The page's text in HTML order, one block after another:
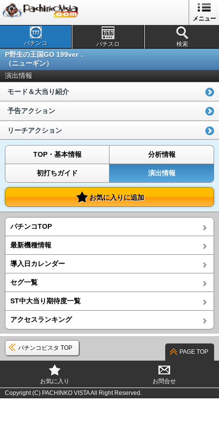
メニュー
パチンコ パチスロ 検索
P野生の王国GO 199ver．
（ニューギン）
演出情報
モード＆大当り紹介
予告アクション
リーチアクション
TOP・基本情報 分析情報
初打ちガイド 演出情報
お気に入りに追加
パチンコTOP
最新機種情報
導入日カレンダー
セグ一覧
ST中大当り期待度一覧
アクセスランキング
パチンコビスタ TOP
PAGE TOP
お気に入り
お問合せ
Copyright (C) PACHINKO VISTA All Right Reserved.